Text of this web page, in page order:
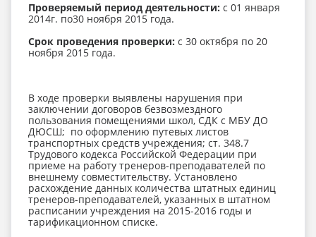
Проверяемый период деятельности: с 01 января
2014г. по30 ноября 2015 года.
Срок проведения проверки: с 30 октября по 20
ноября 2015 года.
В ходе проверки выявлены нарушения при
заключении договоров безвозмездного
пользования помещениями школ, СДК с МБУ ДО
ДЮСШ; по оформлению путевых листов
транспортных средств учреждения; ст. 348.7
Трудового кодекса Российской Федерации при
приеме на работу тренеров-преподавателей по
внешнему совместительству. Установлено
расхождение данных количества штатных единиц
тренеров-преподавателей, указанных в штатном
расписании учреждения на 2015-2016 годы и
тарификационном списке.